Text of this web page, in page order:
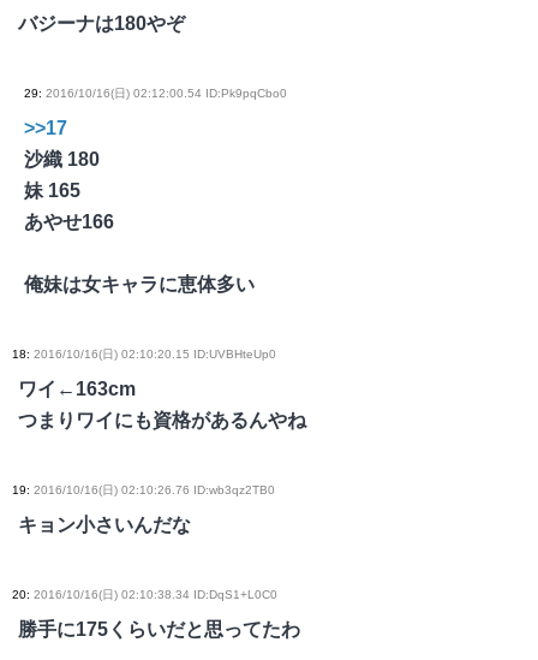
バジーナは180やぞ
29: 2016/10/16(日) 02:12:00.54 ID:Pk9pqCbo0
>>17
沙織 180
妹 165
あやせ166
俺妹は女キャラに恵体多い
18: 2016/10/16(日) 02:10:20.15 ID:UVBHteUp0
ワイ←163cm
つまりワイにも資格があるんやね
19: 2016/10/16(日) 02:10:26.76 ID:wb3qz2TB0
キョン小さいんだな
20: 2016/10/16(日) 02:10:38.34 ID:DqS1+L0C0
勝手に175くらいだと思ってたわ